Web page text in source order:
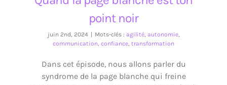
point noir
juin 2nd, 2024 Mots-clés : agilité, autonomie,
communication, confiance, transformation
Dans cet épisode, nous allons parler du
syndrome de la page blanche qui freine